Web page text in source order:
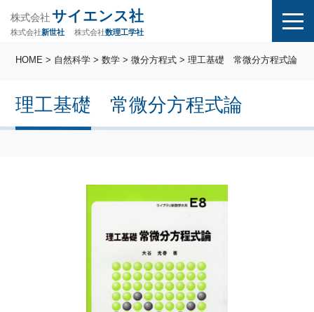
株式会社 サイエンス社
株式会社新世社 株式会社数理工学社
理工基礎 常微分方程式論
HOME > 自然科学 >数学 >微分方程式 > 理工基礎 常微分方程式論